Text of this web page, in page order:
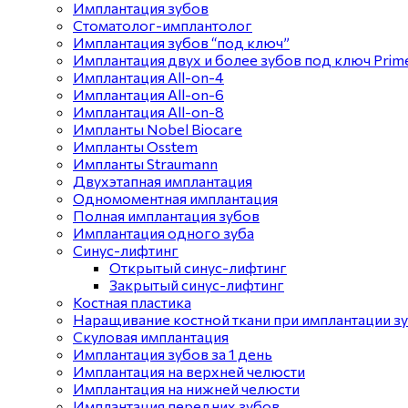
Имплантация зубов
Стоматолог-имплантолог
Имплантация зубов “под ключ”
Имплантация двух и более зубов под ключ
Имплантация All-on-4
Имплантация All-on-6
Имплантация All-on-8
Импланты Nobel Biocare
Импланты Osstem
Импланты Straumann
Двухэтапная имплантация
Одномоментная имплантация
Полная имплантация зубов
Имплантация одного зуба
Синус-лифтинг
Открытый синус-лифтинг
Закрытый синус-лифтинг
Костная пластика
Наращивание костной ткани при имплантации
Скуловая имплантация
Имплантация зубов за 1 день
Имплантация на верхней челюсти
Имплантация на нижней челюсти